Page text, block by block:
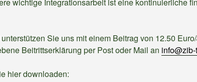
Sie uns mit einem Beitrag von 12.50
Beitrittserklärung per Post oder Mail an
hier downloaden: